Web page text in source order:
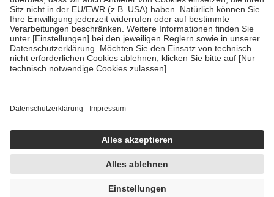
mit Ausnahme der Fahrkosten
• Untersuchungen zur Vorsorge und Früherkennung, die von der
GKV getragen werden
• empfohlenen Schutzimpfungen
• Harn- und Blutteststreifen
getroffen, um sicherzustellen, dass es sich um echte Bewertungen
https://help.etrusted.com/hc/de/articles/4419944605341
Einige Bilder und Inhalte wurden unter Zuhilfenahme künstlicher